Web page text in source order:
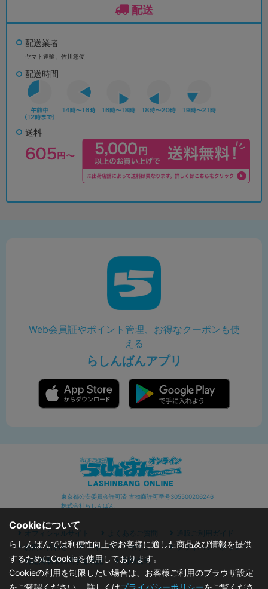
配送
配送業者
ヤマト運輸、佐川急便
配送時間
送料
Web会員証やポイント管理、お得なクーポンも使
える
らしんばんアプリ
東京都公安委員会許可済 古物商許可番号305500206246
株式会社らしんばん
オフィシャルサイト よくあるご質問
通販ご利用ガイド
お問い合わせ
セキュリティポリシー
プライバシーポリシー
特定商取引に関する表記
利用規約
Cookieについて
らしんばんでは利便性向上やお客様に適した商品及び情報を提供
するためにCookieを使用しております。
Cookieの利用を制限したい場合は、お客様ご利用のブラウザ設定
をご確認ください。 詳しくはプライバシーポリシーをご覧くださ